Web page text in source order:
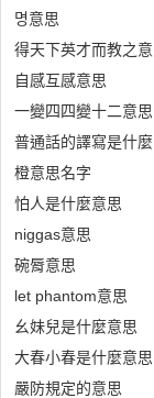
명意思
得天下英才而教之
自感互感意思
一變四四變十二意思
普通話的譯寫是什
橙意思名字
怕人是什麼意思
niggas意思
碗脣意思
let phantom意思
幺妹兒是什麼意思
大春小春是什麼意思
嚴防規定的意思